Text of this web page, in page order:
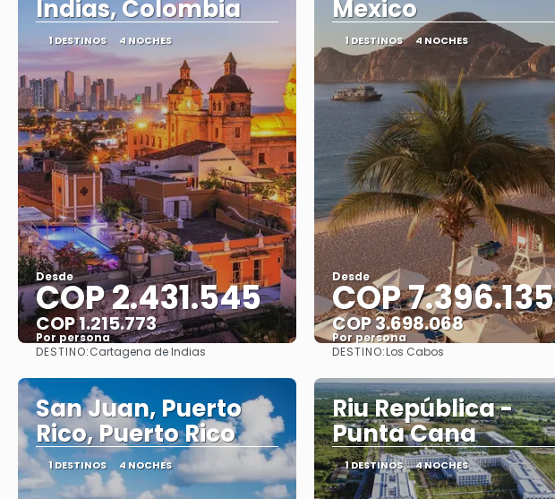
Indias, Colombia
1 DESTINOS 4 NOCHES
Desde
COP 2.431.545
COP 1.215.773
Por persona
Ver
DESTINO:Cartagena de Indias
Mexico
1 DESTINOS 4 NOCHES
Desde
COP 7.396.135
COP 3.698.068
Por persona
DESTINO:Los Cabos
San Juan, Puerto
Rico, Puerto Rico
1 DESTINOS 4 NOCHES
Riu República -
Punta Cana
1 DESTINOS 4 NOCHES